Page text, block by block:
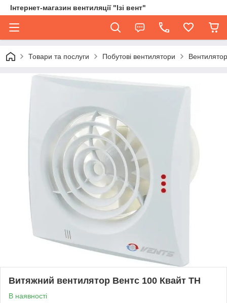
Інтернет-магазин вентиляції "Ізі вент"
Товари та послуги Побутові вентилятори
Витяжний вентилятор Вентс 100 Квайт TH
В наявності